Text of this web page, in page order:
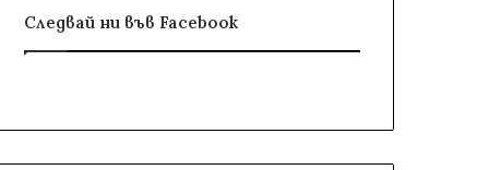
Следвай ни във Facebook